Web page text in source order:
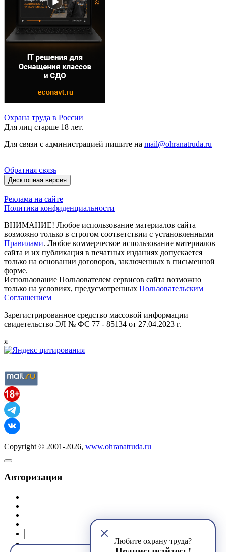
Любите охрану труда?
Охрана труда в России
Для лиц старше 18 лет.
Для связи с администрацией пишите на mail@ohranatruda.ru
Обратная связь
Десктопная версия
Реклама на сайте
Политика конфиденциальности
ВНИМАНИЕ! Любое использование материалов сайта
возможно только в строгом соответствии с установленными
Правилами. Любое коммерческое использование материалов
сайта и их публикация в печатных изданиях допускается
только на основании договоров, заключенных в письменной
форме.
Использование Пользователем сервисов сайта возможно
только на условиях, предусмотренных Пользовательским
Соглашением
Зарегистрированное средство массовой информации
свидетельство ЭЛ № ФС 77 - 85134 от 27.04.2023 г.
я
Copyright © 2001-2026, www.ohranatruda.ru
Авторизация